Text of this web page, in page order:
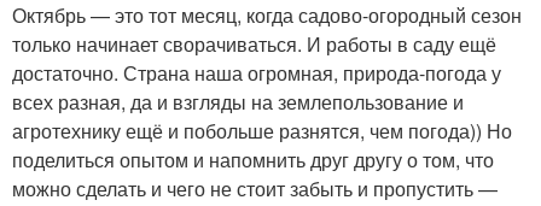
Октябрь — это тот месяц, когда садово-огородный сезон
только начинает сворачиваться. И работы в саду ещё
достаточно. Страна наша огромная, природа-погода у
всех разная, да и взгляды на землепользование и
агротехнику ещё и побольше разнятся, чем погода)) Но
поделиться опытом и напомнить друг другу о том, что
можно сделать и чего не стоит забыть и пропустить —